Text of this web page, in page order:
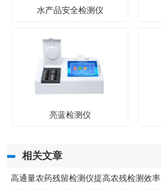
水产品安全检测仪
亮蓝检测仪
相关文章
高通量农药残留检测仪提高农残检测效率